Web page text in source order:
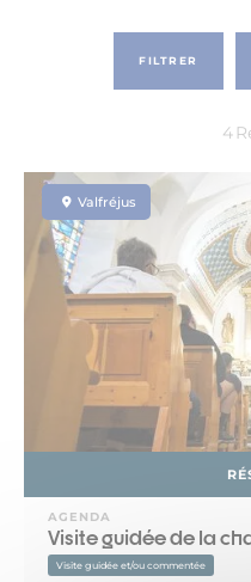
FILTRER
4
Valfréjus
AGENDA
Visite guidée de la
Visite guidée et/ou commentée